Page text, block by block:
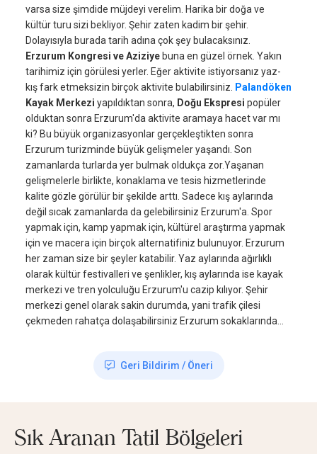
varsa size şimdide müjdeyi verelim. Harika bir doğa ve
kültür turu sizi bekliyor. Şehir zaten kadim bir şehir.
Dolayısıyla burada tarih adına çok şey bulacaksınız.
Erzurum Kongresi ve Aziziye buna en güzel örnek. Yakın
tarihimiz için görülesi yerler. Eğer aktivite istiyorsanız yaz-
kış fark etmeksizin birçok aktivite bulabilirsiniz.
Palandöken
Kayak Merkezi yapıldıktan sonra, Doğu Ekspresi popüler
olduktan sonra Erzurum'da aktivite aramaya hacet var mı
ki? Bu büyük organizasyonlar gerçekleştikten sonra
Erzurum turizminde büyük gelişmeler yaşandı. Son
zamanlarda turlarda yer bulmak oldukça zor.Yaşanan
gelişmelerle birlikte, konaklama ve tesis hizmetlerinde
kalite gözle görülür bir şekilde arttı. Sadece kış aylarında
değil sıcak zamanlarda da gelebilirsiniz Erzurum'a. Spor
yapmak için, kamp yapmak için, kültürel araştırma yapmak
için ve macera için birçok alternatifiniz bulunuyor. Erzurum
her zaman size bir şeyler katabilir. Yaz aylarında ağırlıklı
olarak kültür festivalleri ve şenlikler, kış aylarında ise kayak
merkezi ve tren yolculuğu Erzurum'u cazip kılıyor. Şehir
merkezi genel olarak sakin durumda, yani trafik çilesi
çekmeden rahatça dolaşabilirsiniz Erzurum sokaklarında...
Geri Bildirim / Öneri
Sık Aranan Tatil Bölgeleri